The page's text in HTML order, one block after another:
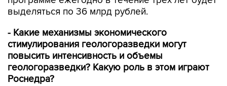
выделяться по 36 млрд рублей.
- Какие механизмы экономического
стимулирования геологоразведки могут
повысить интенсивность и объемы
геологоразведки? Какую роль в этом играют
Роснедра?